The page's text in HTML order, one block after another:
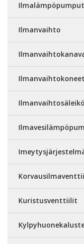
Ilmalämpöpumput
Ilmanvaihto
Ilmanvaihtokoneet
Kuristusventtiilit